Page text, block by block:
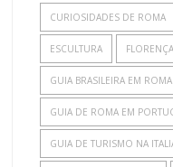
CURIOSIDADES DE ROMA
ESCULTURA FLORENÇA
GUIA BRASILEIRA EM ROMA
GUIA DE ROMA EM
GUIA DE TURISMO NA